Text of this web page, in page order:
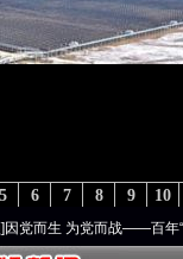
10
9
8
7
6
5
党而战——百年“纪”事⑧加